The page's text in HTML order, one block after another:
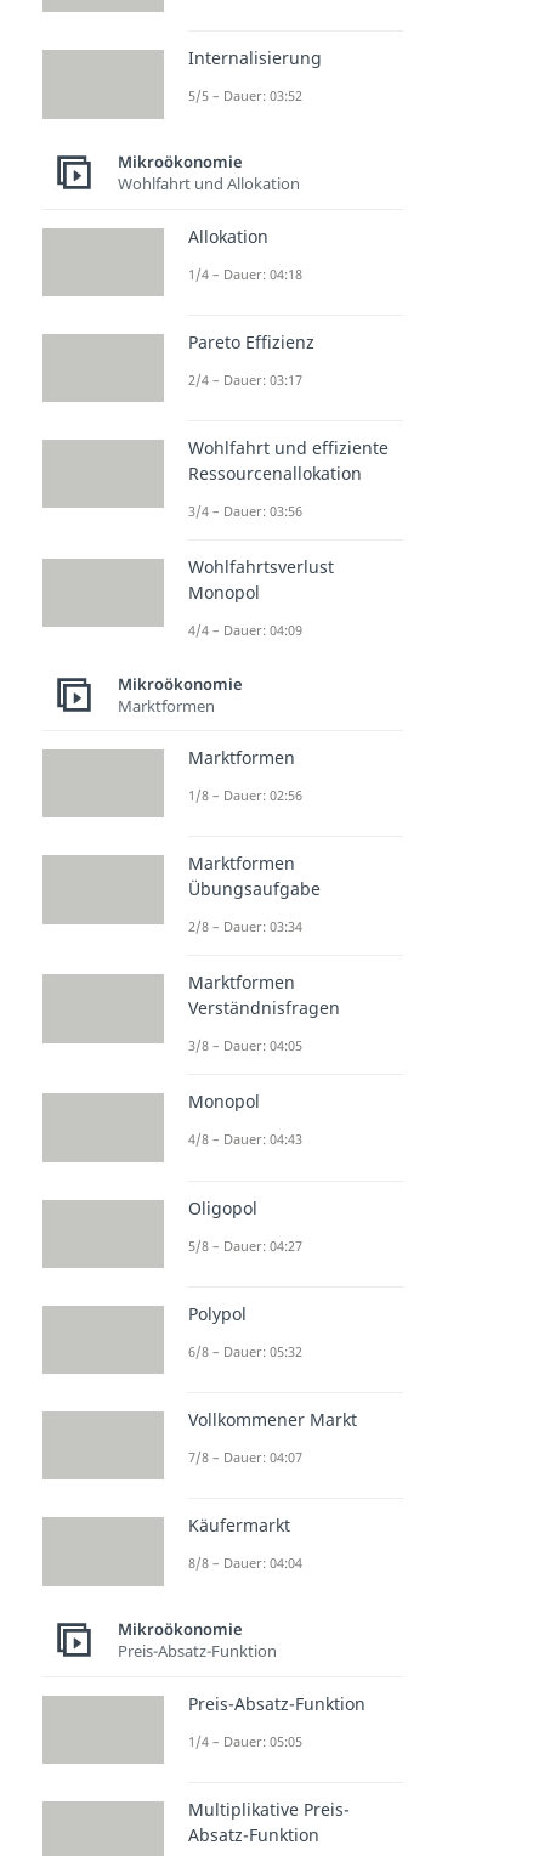
Internalisierung
5/5 – Dauer: 03:52
Mikroökonomie
Wohlfahrt und Allokation
Allokation
1/4 – Dauer: 04:18
Pareto Effizienz
2/4 – Dauer: 03:17
Wohlfahrt und effiziente
Ressourcenallokation
3/4 – Dauer: 03:56
Wohlfahrtsverlust
Monopol
4/4 – Dauer: 04:09
Mikroökonomie
Marktformen
Marktformen
1/8 – Dauer: 02:56
Marktformen
Übungsaufgabe
2/8 – Dauer: 03:34
Marktformen
Verständnisfragen
3/8 – Dauer: 04:05
Monopol
4/8 – Dauer: 04:43
Oligopol
5/8 – Dauer: 04:27
Polypol
6/8 – Dauer: 05:32
Vollkommener Markt
7/8 – Dauer: 04:07
Käufermarkt
8/8 – Dauer: 04:04
Mikroökonomie
Preis-Absatz-Funktion
Preis-Absatz-Funktion
1/4 – Dauer: 05:05
Multiplikative Preis-
Absatz-Funktion